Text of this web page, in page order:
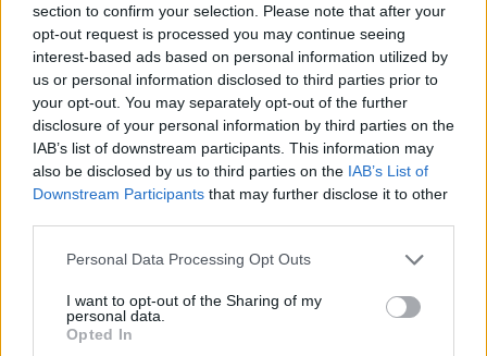
section to confirm your selection. Please note that after your
opt-out request is processed you may continue seeing
interest-based ads based on personal information utilized by
us or personal information disclosed to third parties prior to
your opt-out. You may separately opt-out of the further
disclosure of your personal information by third parties on the
IAB’s list of downstream participants. This information may
also be disclosed by us to third parties on the IAB’s List of
Downstream Participants that may further disclose it to other
Please note that this website/app uses one or more Google
not limited to your visit or usage behaviour. You may click to
grant or deny consent to Google and its third-party tags to
use your data for below specified purposes in below Google
Personal Data Processing Opt Outs
I want to opt-out of the Sharing of my
personal data.
Opted In
AUTORE
AiAdhubMedia